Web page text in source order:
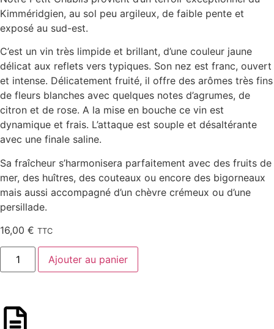
Kimméridgien, au sol peu argileux, de faible pente et
exposé au sud-est.
C’est un vin très limpide et brillant, d’une couleur jaune
délicat aux reflets vers typiques. Son nez est franc, ouvert
et intense. Délicatement fruité, il offre des arômes très fins
de fleurs blanches avec quelques notes d’agrumes, de
citron et de rose. A la mise en bouche ce vin est
dynamique et frais. L’attaque est souple et désaltérante
avec une finale saline.
Sa fraîcheur s’harmonisera parfaitement avec des fruits de
mer, des huîtres, des couteaux ou encore des bigorneaux
mais aussi accompagné d’un chèvre crémeux ou d’une
persillade.
16,00 € TTC
Ajouter au panier